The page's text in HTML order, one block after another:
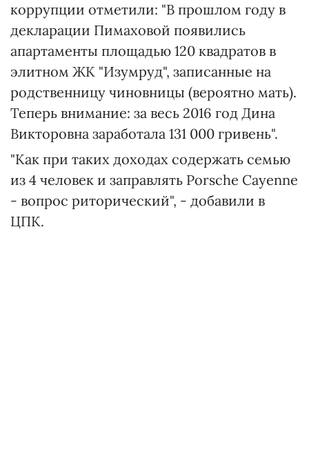
коррупции отметили: "В прошлом году в
декларации Пимаховой появились
апартаменты площадью 120 квадратов в
элитном ЖК "Изумруд", записанные на
родственницу чиновницы (вероятно мать).
Теперь внимание: за весь 2016 год Дина
Викторовна заработала 131 000 гривень".
"Как при таких доходах содержать семью
из 4 человек и заправлять Porsche Cayenne
- вопрос риторический", - добавили в
ЦПК.